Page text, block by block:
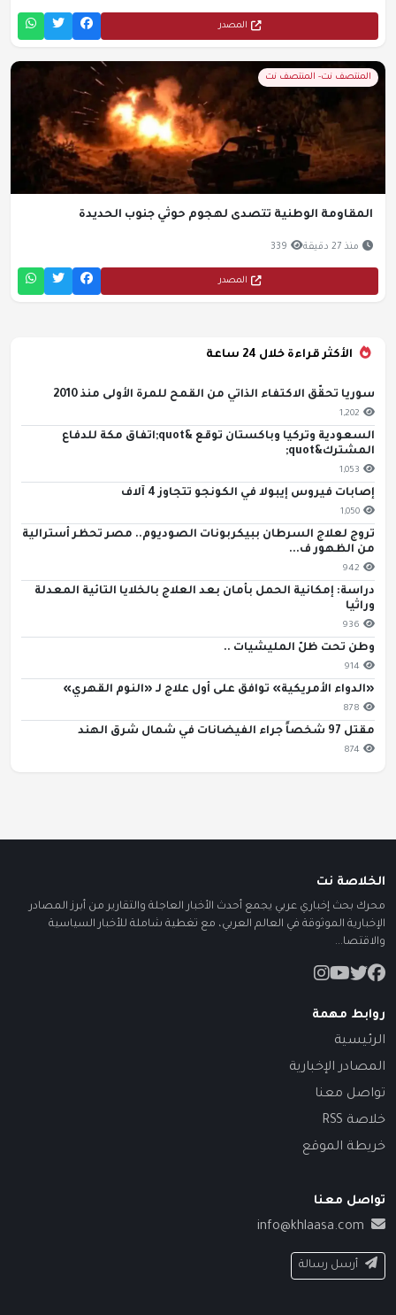
المصدر
المنتصف نت- المنتصف نت
المقاومة الوطنية تتصدى لهجوم حوثي جنوب الحديدة
منذ 27 دقيقة 339
المصدر
الأكثر قراءة خلال 24 ساعة
سوريا تحقّق الاكتفاء الذاتي من القمح للمرة الأولى منذ 2010
1,202
السعودية وتركيا وباكستان توقع &quot;اتفاق مكة للدفاع
المشترك&quot;
1,053
إصابات فيروس إيبولا في الكونجو تتجاوز 4 آلاف
1,050
تروج لعلاج السرطان ببيكربونات الصوديوم.. مصر تحظر أسترالية
من الظهور ف...
942
دراسة: إمكانية الحمل بأمان بعد العلاج بالخلايا التائية المعدلة
وراثيا
936
وطن تحت ظلّ المليشيات ..
914
«الدواء الأمريكية» توافق على أول علاج لـ «النوم القهري»
878
مقتل 97 شخصاً جراء الفيضانات في شمال شرق الهند
874
الخلاصة نت
محرك بحث إخباري عربي يجمع أحدث الأخبار العاجلة والتقارير من أبرز المصادر
الإخبارية الموثوقة في العالم العربي، مع تغطية شاملة للأخبار السياسية
والاقتصا...
روابط مهمة
الرئيسية
المصادر الإخبارية
تواصل معنا
خلاصة RSS
خريطة الموقع
تواصل معنا
info@khlaasa.com
أرسل رسالة